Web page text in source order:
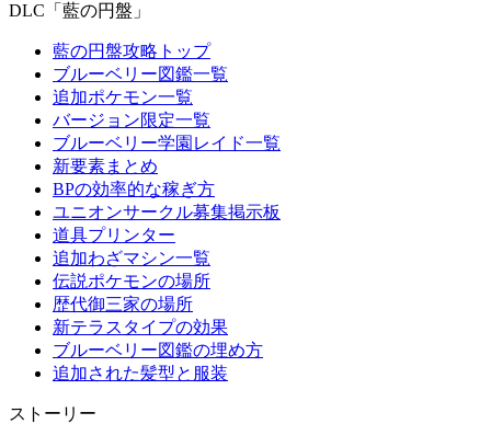
DLC「藍の円盤」
藍の円盤攻略トップ
ブルーベリー図鑑一覧
追加ポケモン一覧
バージョン限定一覧
ブルーベリー学園レイド一覧
新要素まとめ
BPの効率的な稼ぎ方
ユニオンサークル募集掲示板
道具プリンター
追加わざマシン一覧
伝説ポケモンの場所
歴代御三家の場所
新テラスタイプの効果
ブルーベリー図鑑の埋め方
追加された髪型と服装
ストーリー